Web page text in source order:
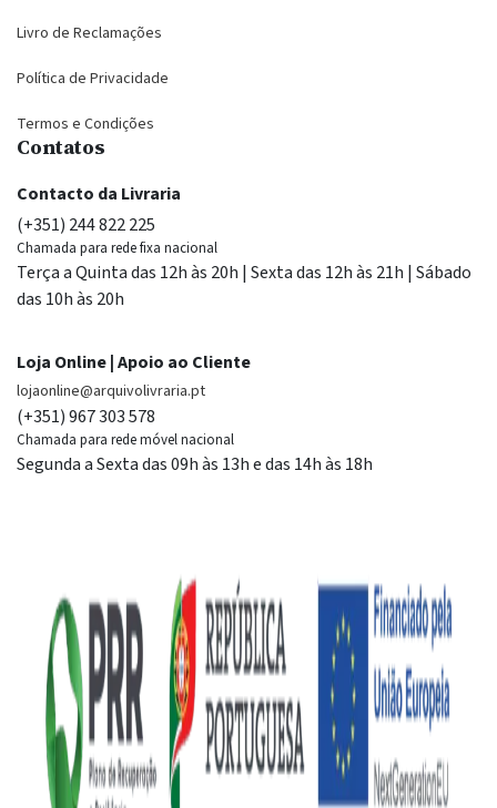
Livro de Reclamações
Política de Privacidade
Termos e Condições
Contatos
Contacto da Livraria
(+351) 244 822 225
Chamada para rede fixa nacional
Terça a Quinta das 12h às 20h | Sexta das 12h às 21h | Sábado
das 10h às 20h
Loja Online | Apoio ao Cliente
lojaonline@arquivolivraria.pt
(+351) 967 303 578
Chamada para rede móvel nacional
Segunda a Sexta das 09h às 13h e das 14h às 18h